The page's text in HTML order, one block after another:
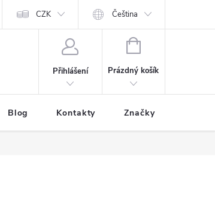
CZK Čeština
Přihlášení
NÁKUPNÍ
Prázdný košík
Blog Kontakty Značky